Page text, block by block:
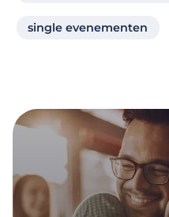
single evenementen